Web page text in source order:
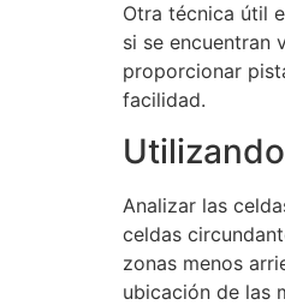
Otra técnica útil
si se encuentran
proporcionar
facilidad.
Analizar las
celdas
zonas menos
ubicación de las